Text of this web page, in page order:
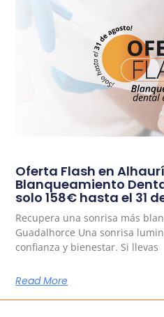
Oferta Flash en
Blanqueamiento
solo 158€ hasta el 31
Recupera una sonrisa más
Guadalhorce Una sonrisa
confianza y bienestar. Si llevas
Read More